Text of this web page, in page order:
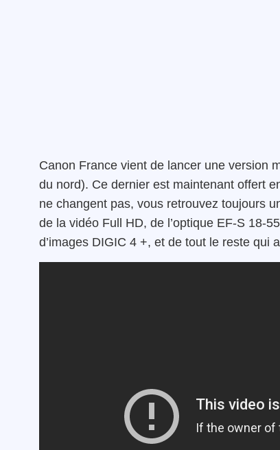
Canon France vient de lancer une version
du nord). Ce dernier est maintenant offert
ne changent pas, vous retrouvez toujours
de la vidéo Full HD, de l’optique EF-S 18-
d’images DIGIC 4 +, et de tout le reste qui